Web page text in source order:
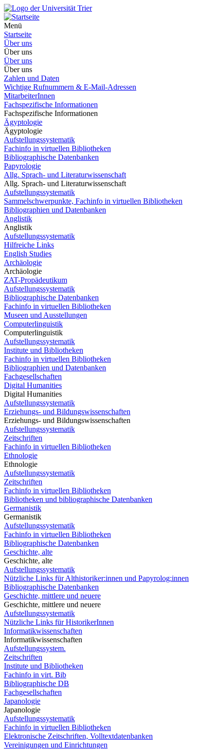
Menü
Startseite
Über uns
Über uns
Über uns
Über uns
Zahlen und Daten
Wichtige Rufnummern & E-Mail-Adressen
MitarbeiterInnen
Fachspezifische Informationen
Fachspezifische Informationen
Ägyptologie
Ägyptologie
Aufstellungssystematik
Fachinfo in virtuellen Bibliotheken
Bibliographische Datenbanken
Papyrologie
Allg. Sprach- und Literaturwissenschaft
Allg. Sprach- und Literaturwissenschaft
Aufstellungssystematik
Sammelschwerpunkte, Fachinfo in virtuellen Bibliotheken
Bibliographien und Datenbanken
Anglistik
Anglistik
Aufstellungssystematik
Hilfreiche Links
English Studies
Archäologie
Archäologie
ZAT-Propädeutikum
Aufstellungssystematik
Bibliographische Datenbanken
Fachinfo in virtuellen Bibliotheken
Museen und Ausstellungen
Computerlinguistik
Computerlinguistik
Aufstellungssystematik
Institute und Bibliotheken
Fachinfo in virtuellen Bibliotheken
Bibliographien und Datenbanken
Fachgesellschaften
Digital Humanities
Digital Humanities
Aufstellungssystematik
Erziehungs- und Bildungswissenschaften
Erziehungs- und Bildungswissenschaften
Aufstellungssystematik
Zeitschriften
Fachinfo in virtuellen Bibliotheken
Ethnologie
Ethnologie
Aufstellungssystematik
Zeitschriften
Fachinfo in virtuellen Bibliotheken
Bibliotheken und bibliographische Datenbanken
Germanistik
Germanistik
Aufstellungssystematik
Fachinfo in virtuellen Bibliotheken
Bibliographische Datenbanken
Geschichte, alte
Geschichte, alte
Aufstellungssystematik
Nützliche Links für Althistoriker:innen und Papyrolog:innen
Bibliographische Datenbanken
Geschichte, mittlere und neuere
Geschichte, mittlere und neuere
Aufstellungssystematik
Nützliche Links für HistorikerInnen
Informatikwissenschaften
Informatikwissenschaften
Aufstellungssystem.
Zeitschriften
Institute und Bibliotheken
Fachinfo in virt. Bib
Bibliographische DB
Fachgesellschaften
Japanologie
Japanologie
Aufstellungssystematik
Fachinfo in virtuellen Bibliotheken
Elektronische Zeitschriften, Volltextdatenbanken
Vereinigungen und Einrichtungen